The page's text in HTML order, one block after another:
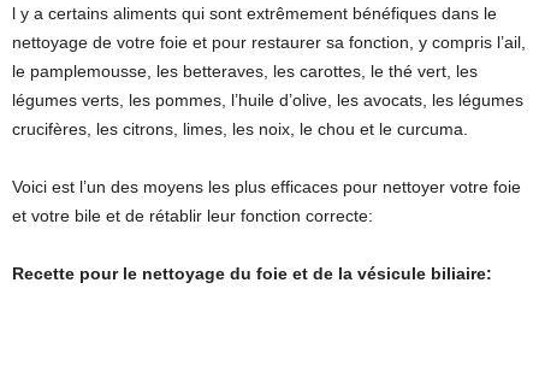
l y a certains aliments qui sont extrêmement bénéfiques dans le
nettoyage de votre foie et pour restaurer sa fonction, y compris l’ail,
le pamplemousse, les betteraves, les carottes, le thé vert, les
légumes verts, les pommes, l’huile d’olive, les avocats, les légumes
crucifères, les citrons, limes, les noix, le chou et le curcuma.
Voici est l’un des moyens les plus efficaces pour nettoyer votre foie
et votre bile et de rétablir leur fonction correcte:
Recette pour le nettoyage du foie et de la vésicule biliaire: